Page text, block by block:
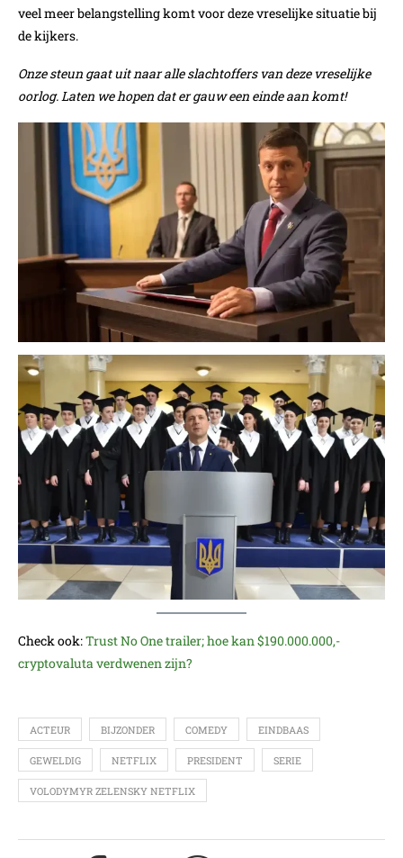
veel meer belangstelling komt voor deze vreselijke situatie bij
de kijkers.
Onze steun gaat uit naar alle slachtoffers van deze vreselijke
oorlog. Laten we hopen dat er gauw een einde aan komt!
Check ook:Trust No One trailer; hoe kan $190.000.000,-
cryptovaluta verdwenen zijn?
ACTEUR BIJZONDER COMEDY EINDBAAS
GEWELDIG NETFLIX PRESIDENT SERIE
VOLODYMYR ZELENSKY NETFLIX